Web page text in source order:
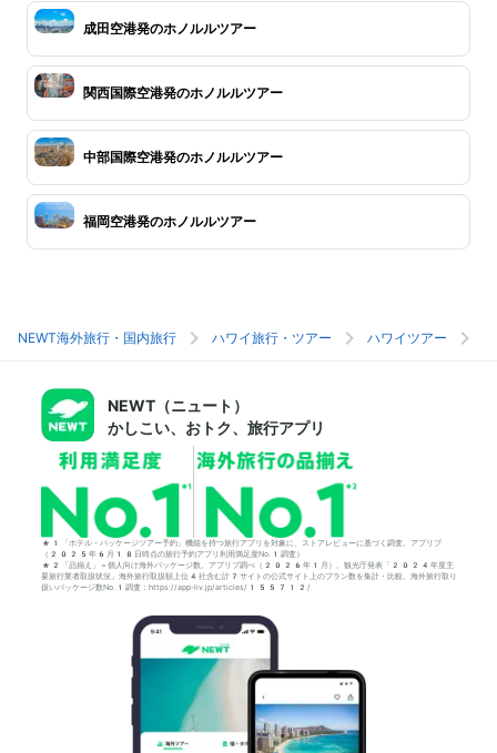
成田空港発のホノルルツアー
関西国際空港発のホノルルツアー
中部国際空港発のホノルルツアー
福岡空港発のホノルルツアー
NEWT海外旅行・国内旅行 ハワイ旅行・ツアー ハワイツアー
NEWT（ニュート）
かしこい、おトク、旅行アプリ
*1「ホテル・パッケージツアー予約」機能を持つ旅行アプリを対象に、ストアレビューに基づく調査。アプリブ
（2025年6月18日時点の旅行予約アプリ利用満足度No.1調査）
*2「品揃え」＝個人向け海外パッケージ数。アプリブ調べ（2026年1月）。観光庁発表「2024年度主
要旅行業者取扱状況」海外旅行取扱額上位4社含む計7サイトの公式サイト上のプラン数を集計・比較。海外旅行取り
扱いパッケージ数No.1調査：https://app-liv.jp/articles/155712/